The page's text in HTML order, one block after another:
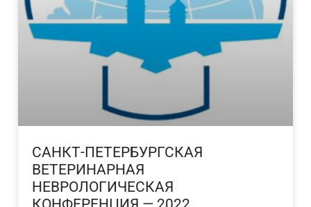
САНКТ-ПЕТЕРБУРГСКАЯ
ВЕТЕРИНАРНАЯ
НЕВРОЛОГИЧЕСКАЯ